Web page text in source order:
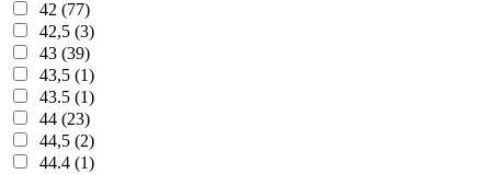
42 (77)
42,5 (3)
43 (39)
43,5 (1)
43.5 (1)
44 (23)
44,5 (2)
44.4 (1)